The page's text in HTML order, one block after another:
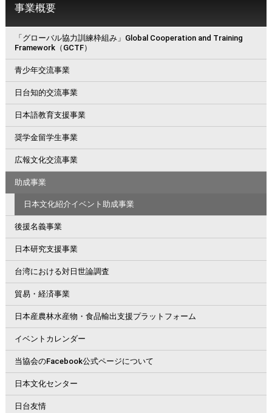
事業概要
「グローバル協力訓練枠組み」Global Cooperation and Training
Framework（GCTF）
青少年交流事業
日台知的交流事業
日本語教育支援事業
奨学金留学生事業
広報文化交流事業
助成事業
日本文化紹介イベント助成事業
後援名義事業
日本研究支援事業
台湾における対日世論調査
貿易・経済事業
日本産農林水産物・食品輸出支援プラットフォーム
イベントカレンダー
当協会のFacebook公式ページについて
日本文化センター
日台友情